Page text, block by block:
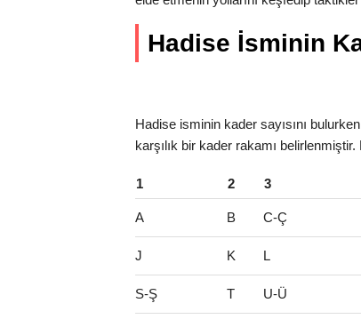
Hadise İsminin
Hadise isminin kader sayısını
karşılık bir kader rakamı belirlenmiştir.
1 2 3
A B C-Ç
J K L
S-Ş T U-Ü